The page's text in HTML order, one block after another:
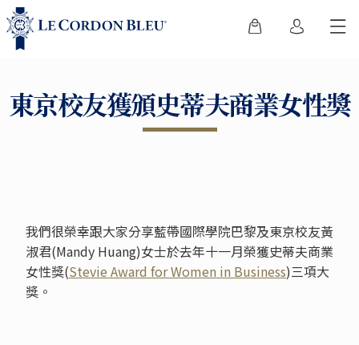
東京校友獲頒史蒂夫商業女性獎
我們很榮幸跟大家分享藍帶國際學院巴黎及東京校友黃
淑君(Mandy Huang)女士於去年十一月榮獲史蒂夫商業
女性獎(Stevie Award for Women in Business)三項大
獎。